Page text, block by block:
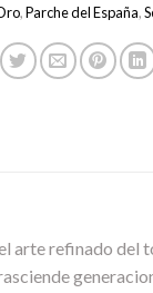
,Parche del España,
arte refinado del